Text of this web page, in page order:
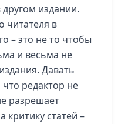
другом издании.
читателя в
– это не то чтобы
и весьма не
Давать
редактор не
разрешает
критику статей –